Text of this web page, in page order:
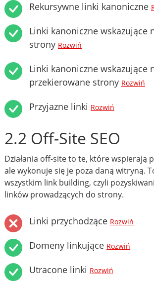
Rekursywne linki kanoniczne
Linki kanoniczne wskazujące
strony Rozwiń
Linki kanoniczne wskazujące
przekierowane strony Rozwiń
Przyjazne linki Rozwiń
2.2 Off-Site SEO
Działania off-site to te, które wspierają
ale wykonuje się je poza daną witryną.
wszystkim link building, czyli
linków prowadzących do strony.
Linki przychodzące Rozwiń
Domeny linkujące Rozwiń
Utracone linki Rozwiń